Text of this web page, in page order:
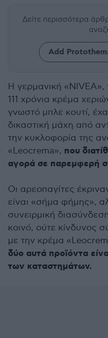
Δείτε περισσότερα
Add
H γερμανική
111 χρόνια κρέμα
γνωστό μπλε κουτί,
δικαστική μάχη από
την κυκλοφορία της
«Leocrema», που
αγορά σε παρεμφερή
Οι αρεοπαγίτες
είναι «σήμα φήμης»,
συνειρμική
κοινό, ούτε κίνδυνος
με την κρέμα
δύο αυτά προϊόντα
των καταστημάτων.